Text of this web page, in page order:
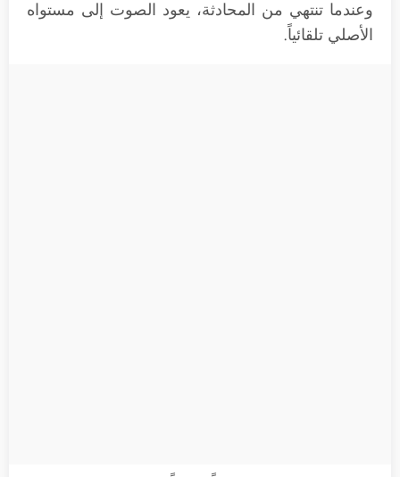
وعندما تنتهي من المحادثة، يعود الصوت إلى مستواه
الأصلي تلقائياً.